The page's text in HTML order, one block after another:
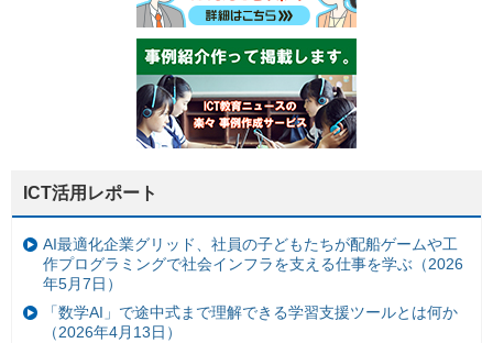
ICT活用レポート
AI最適化企業グリッド、社員の子どもたちが配船ゲームや工
作プログラミングで社会インフラを支える仕事を学ぶ（2026
年5月7日）
「数学AI」で途中式まで理解できる学習支援ツールとは何か
（2026年4月13日）